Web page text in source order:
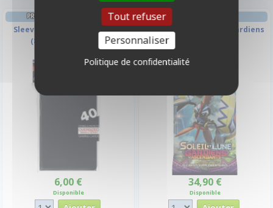
PROTÈGES CARTES STANDARD
Sleeves Ultra-pro Oversized
(89x127) Par 40 Noir
6,00 €
Disponible
SL2 - Soleil Et Lune 2 - Gardiens
34,90 €
Disponible
Tout refuser
Personnaliser
Politique de confidentialité